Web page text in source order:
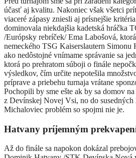
účasť aj kvalitu. Nakoniec však všetci
viaceré zápasy zniesli aj prísnejšie
dominovala niekdajšia kadetská hráčka
/Európsky rebríček/ Ema Labošová,
nemeckého TSG Kaiserslautern
ako nedôstojné vnímame správanie sa
ktorá po prehratom súboji o finále
výsledkov, čím určite nepotešila
príprave a priebehu turnaja vrátane
Pochopili by sme ešte ak by sa domov
z Devínskej Novej Vsi, no do susedných
Michaloviec problém so spojmi nie je.
Hatvany príjemným
Až do finále sa napokon dokázal